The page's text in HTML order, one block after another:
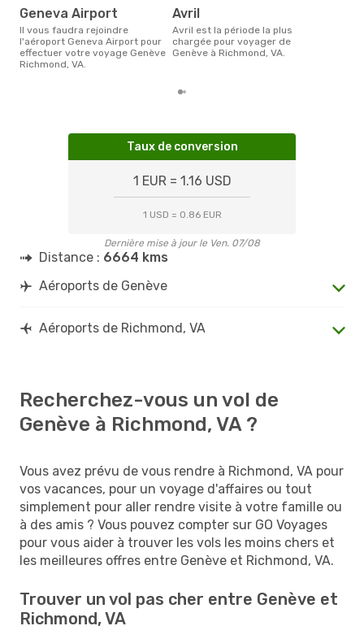
Geneva Airport
Il vous faudra rejoindre
l'aéroport Geneva Airport pour
effectuer votre voyage Genève
Richmond, VA.
avril
avril est la période la plus
chargée pour voyager de
Genève à Richmond, VA.
Taux de conversion
1 EUR = 1.16 USD
1 USD = 0.86 EUR
Dernière mise à jour le Ven. 07/08
Distance : 6664 kms
Aéroports de Genève
Aéroports de Richmond, VA
Recherchez-vous un vol de
Genève à Richmond, VA ?
Vous avez prévu de vous rendre à Richmond, VA pour
vos vacances, pour un voyage d'affaires ou tout
simplement pour aller rendre visite à votre famille ou
à des amis ? Vous pouvez compter sur GO Voyages
pour vous aider à trouver les vols les moins chers et
les meilleures offres entre Genève et Richmond, VA.
Trouver un vol pas cher entre Genève et
Richmond, VA